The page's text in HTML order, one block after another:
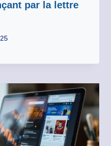
par la lettre